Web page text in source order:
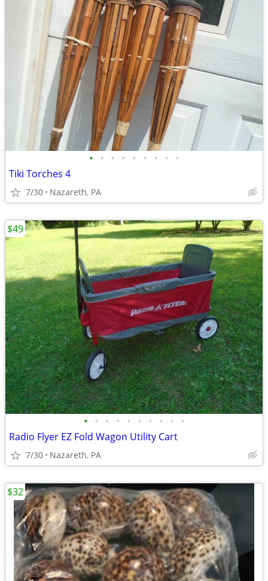
• • • • • • • • •
Tiki Torches 4
7/30 Nazareth, PA
• • • • • • • • • •
Radio Flyer EZ Fold Wagon Utility Cart
7/30 Nazareth, PA
$49
$32